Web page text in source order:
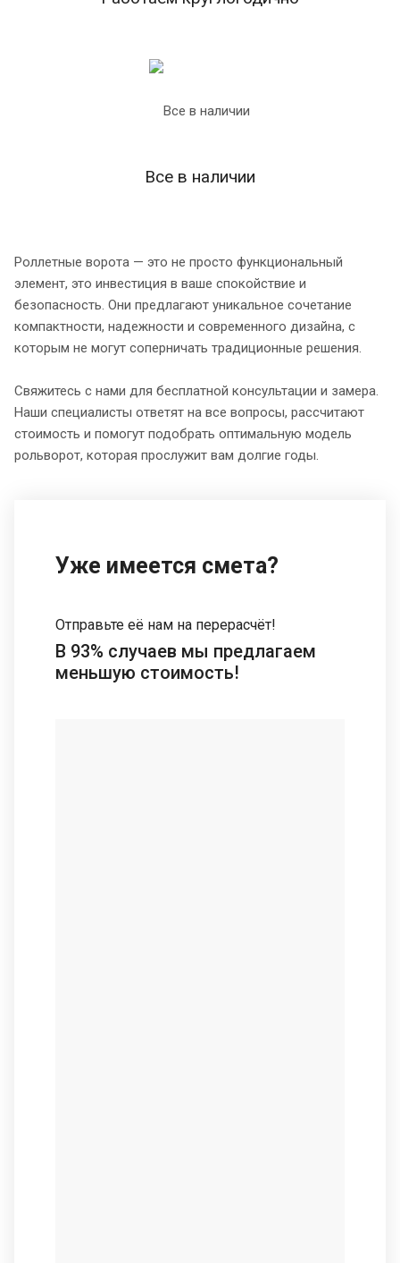
Все в наличии
Роллетные ворота — это не просто функциональный
элемент, это инвестиция в ваше спокойствие и
безопасность. Они предлагают уникальное сочетание
компактности, надежности и современного дизайна, с
которым не могут соперничать традиционные решения.
Свяжитесь с нами для бесплатной консультации и замера.
Наши специалисты ответят на все вопросы, рассчитают
стоимость и помогут подобрать оптимальную модель
рольворот, которая прослужит вам долгие годы.
Уже имеется смета?
Отправьте её нам на перерасчёт!
В 93% случаев мы предлагаем
меньшую стоимость!